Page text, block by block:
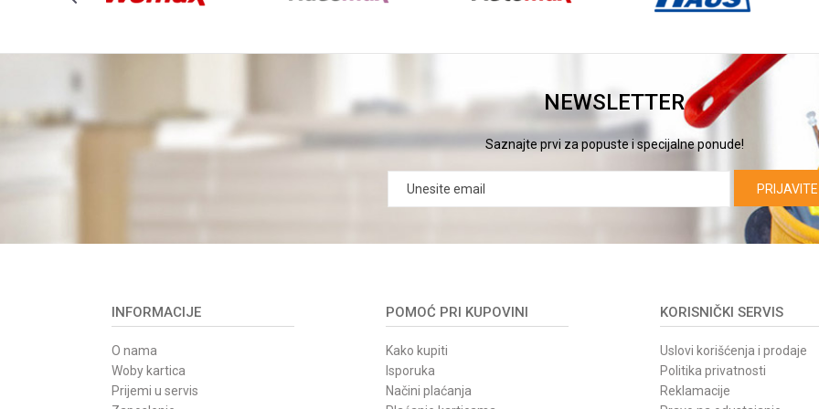
NEWSLETTER
Saznajte prvi za popuste i specijalne ponude!
INFORMACIJE
O nama
Woby kartica
Prijemi u servis
POMOĆ PRI KUPOVINI
Kako kupiti
Isporuka
Načini plaćanja
KORISNIČKI SERVIS
Uslovi korišćenja i prodaje
Politika privatnosti
Reklamacije